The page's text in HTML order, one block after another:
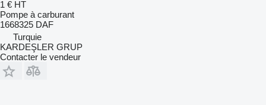
1 € HT
Pompe à carburant
1668325 DAF
Turquie
KARDEŞLER GRUP
Contacter le vendeur